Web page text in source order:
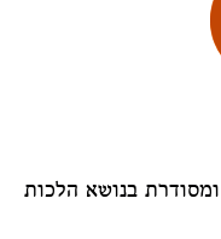
בנושא הלכות